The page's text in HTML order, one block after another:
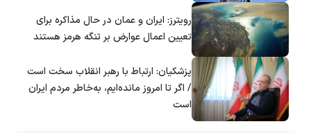
رویترز: ایران و عمان در حال مذاکره برای
تعیین اعمال عوارض بر تنگه هرمز هستند
پزشکیان: ارتباط با رهبر انقلاب سخت است
/ اگر تا امروز مانده‌ایم، به‌خاطر مردم ایران
است